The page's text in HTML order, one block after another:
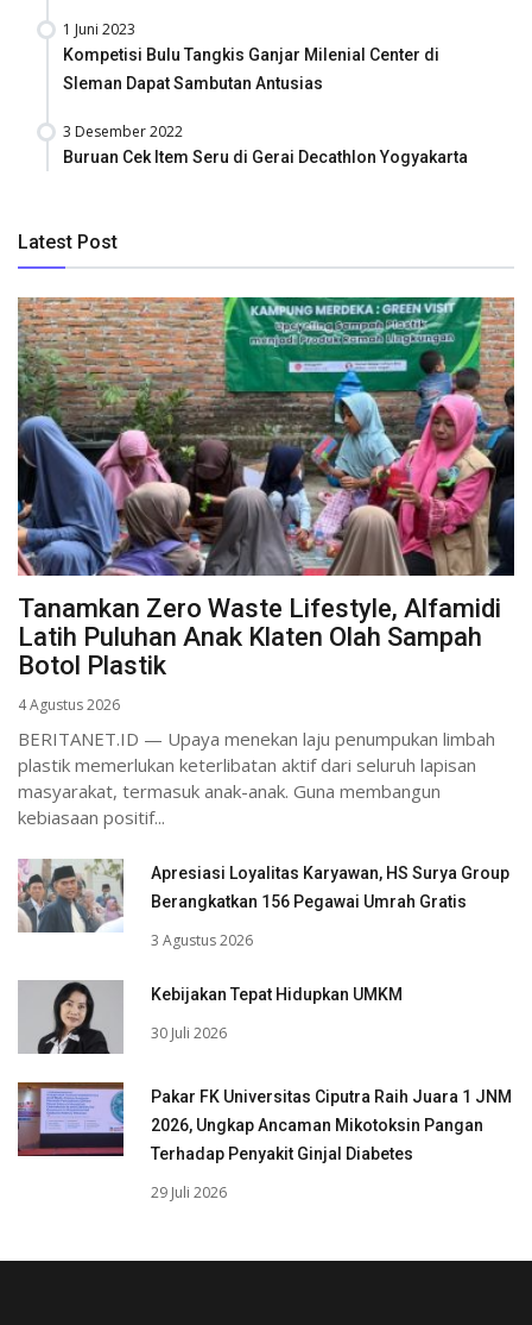
1 Juni 2023
Kompetisi Bulu Tangkis Ganjar Milenial Center di
Sleman Dapat Sambutan Antusias
3 Desember 2022
Buruan Cek Item Seru di Gerai Decathlon Yogyakarta
Latest Post
Tanamkan Zero Waste Lifestyle, Alfamidi
Latih Puluhan Anak Klaten Olah Sampah
Botol Plastik
4 Agustus 2026
BERITANET.ID — Upaya menekan laju penumpukan limbah
plastik memerlukan keterlibatan aktif dari seluruh lapisan
masyarakat, termasuk anak-anak. Guna membangun
kebiasaan positif...
Apresiasi Loyalitas Karyawan, HS Surya Group
Berangkatkan 156 Pegawai Umrah Gratis
3 Agustus 2026
Kebijakan Tepat Hidupkan UMKM
30 Juli 2026
Pakar FK Universitas Ciputra Raih Juara 1 JNM
2026, Ungkap Ancaman Mikotoksin Pangan
Terhadap Penyakit Ginjal Diabetes
29 Juli 2026